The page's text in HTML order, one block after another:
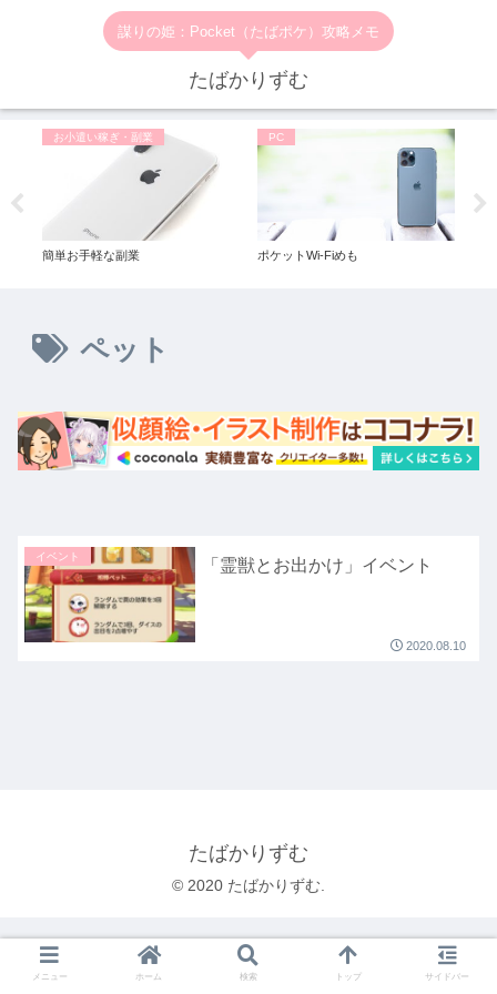
謀りの姫：Pocket（たばポケ）攻略メモ
たばかりずむ
お小遣い稼ぎ・副業
簡単お手軽な副業
PC
ポケットWi-Fiめも
ペット
イベント 「霊獣とお出かけ」イベント
2020.08.10
たばかりずむ
© 2020 たばかりずむ.
メニュー ホーム 検索 トップ サイドバー